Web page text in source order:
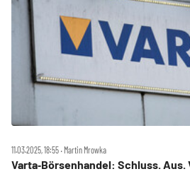
11.03.2025, 18:55 ‧ Martin Mrowka
Varta‑Börsenhandel: Schluss. Aus.